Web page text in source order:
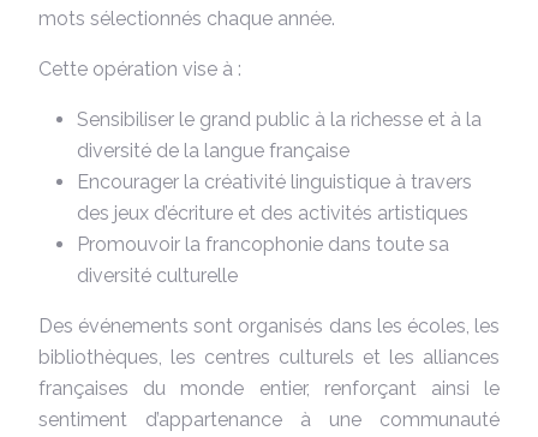
mots sélectionnés chaque année.
Cette opération vise à :
Sensibiliser le grand public à la richesse et à la
diversité de la langue française
Encourager la créativité linguistique à travers
des jeux d’écriture et des activités artistiques
Promouvoir la francophonie dans toute sa
diversité culturelle
Des événements sont organisés dans les écoles, les
bibliothèques, les centres culturels et les alliances
françaises du monde entier, renforçant ainsi le
sentiment d’appartenance à une communauté